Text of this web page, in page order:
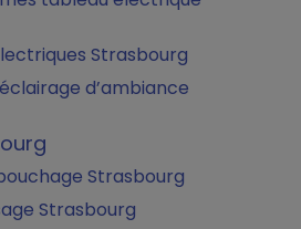
Strasbourg
d’ambiance
Strasbourg
Strasbourg